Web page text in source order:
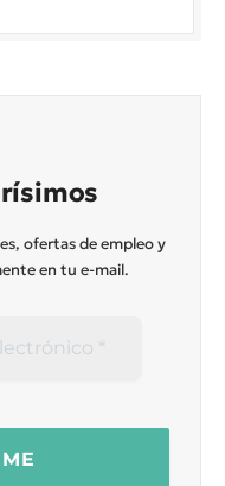
ofertas de empleo y
en tu e-mail.